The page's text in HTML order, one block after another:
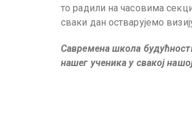
то радили на часовима
сваки дан остварујемо
Савремена школа
нашег ученика у свакој